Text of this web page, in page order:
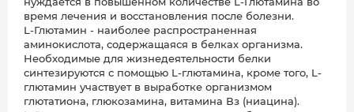
время лечения и восстановления после болезни.
L-Глютамин - наиболее распространенная
аминокислота, содержащаяся в белках организма.
Необходимые для жизнедеятельности белки
синтезируются с помощью L-глютамина, кроме того, L-
глютамин участвует в выработке организмом
глютатиона, глюкозамина, витамина Вз (ниацина).